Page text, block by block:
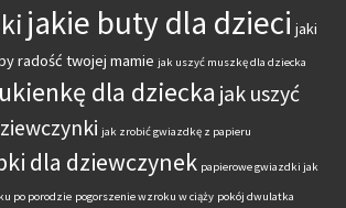
jakie buty dla dzieci jaki
radość twojej mamie jak uszyć muszkę dla dziecka
dla dziecka jak uszyć
jak zrobić gwiazdkę z papieru
dla dziewczynek papierowe gwiazdki jak
po porodzie pogorszenie wzroku w ciąży pokój dwulatka